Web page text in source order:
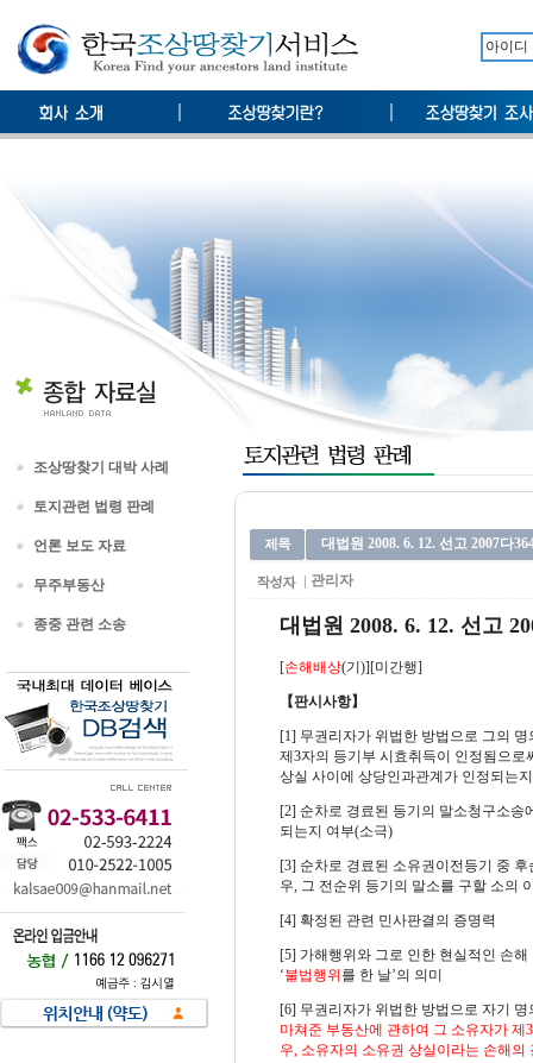
조상땅찾기 대박 사례
토지관련 법령 판례
언론 보도 자료
무주부동산
종중 관련 소송
대법원 2008. 6. 12. 선고 2007다
관리자
대법원 2008. 6. 12. 선고
[손해배상(기)][미간행]
【판시사항】
[1] 무권리자가 위법한 방법으로 그의
제3자의 등기부 시효취득이 인정됨으
상실 사이에 상당인과관계가 인정되는
[2] 순차로 경료된 등기의 말소청구소
되는지 여부(소극)
[3] 순차로 경료된 소유권이전등기 중
우, 그 전순위 등기의 말소를 구할 소의
[4] 확정된 관련 민사판결의 증명력
[5] 가해행위와 그로 인한 현실적인 손
‘불법행위 를 한 날’의 의미
[6] 무권리자가 위법한 방법으로 자기
마쳐준 부동산에 관하여 그 소유자가
우, 소유자의 소유권 상실이라는 손해